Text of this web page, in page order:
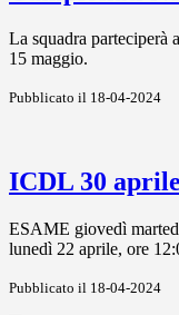
La squadra parteciperà
15 maggio.
Pubblicato il 18-04-2024
ICDL 30
ESAME giovedì
lunedì 22 aprile, ore
Pubblicato il 18-04-2024